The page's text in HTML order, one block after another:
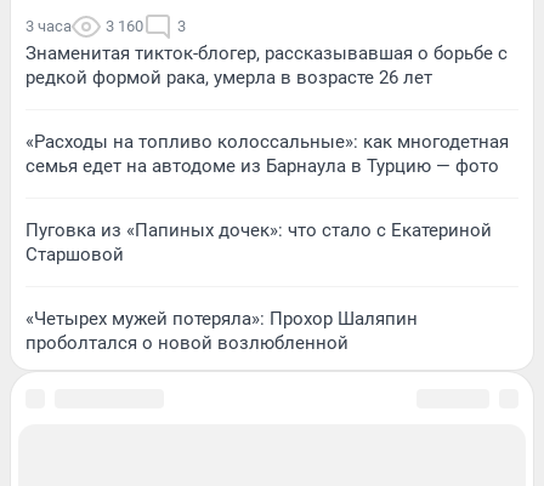
3 часа 3 160 3
Знаменитая тикток-блогер, рассказывавшая о борьбе с
редкой формой рака, умерла в возрасте 26 лет
«Расходы на топливо колоссальные»: как многодетная
семья едет на автодоме из Барнаула в Турцию — фото
Пуговка из «Папиных дочек»: что стало с Екатериной
Старшовой
«Четырех мужей потеряла»: Прохор Шаляпин
проболтался о новой возлюбленной